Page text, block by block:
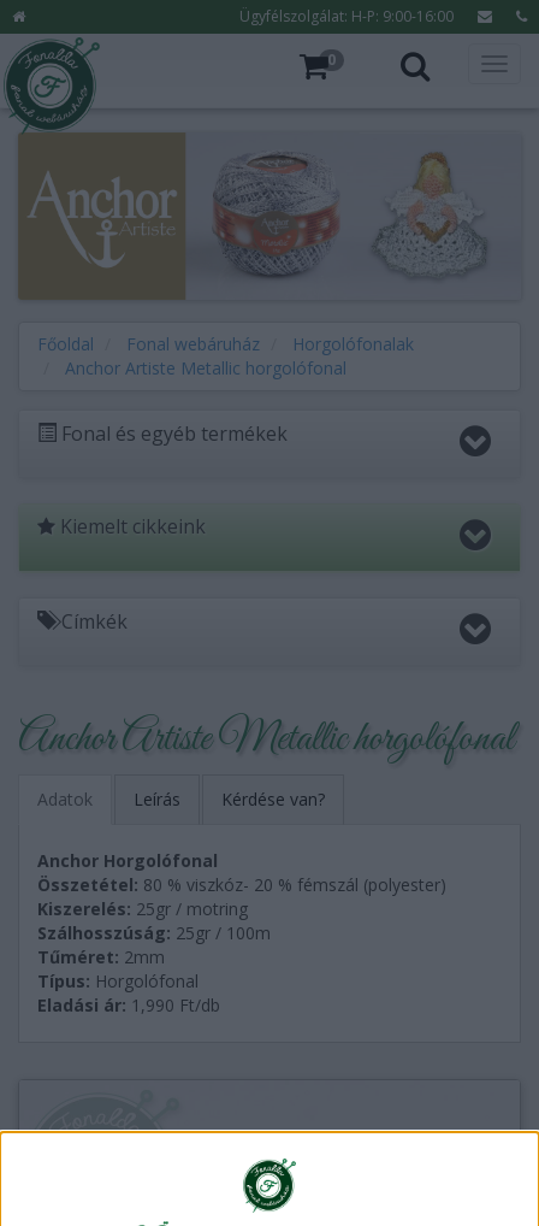
Ügyfélszolgálat: H-P: 9:00-16:00
0
Főoldal Fonal webáruház
Horgolófonalak
Anchor Artiste Metallic horgolófonal
Fonal és egyéb termékek
Kiemelt cikkeink
Címkék
Anchor Artiste Metallic horgolófonal
Adatok Leírás Kérdése van?
Anchor Horgolófonal
Összetétel: 80 % viszkóz- 20 % fémszál (polyester)
Kiszerelés: 25gr / motring
Szálhosszúság: 25gr / 100m
Tűméret: 2mm
Típus: Horgolófonal
Eladási ár: 1,990 Ft/db